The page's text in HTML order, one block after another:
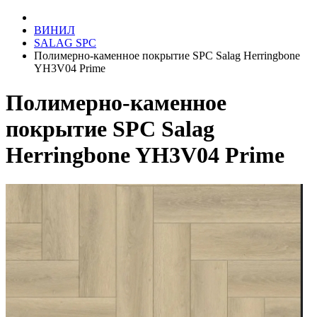
ВИНИЛ
SALAG SPC
Полимерно-каменное покрытие SPC Salag Herringbone
YH3V04 Prime
Полимерно-каменное
покрытие SPC Salag
Herringbone YH3V04 Prime